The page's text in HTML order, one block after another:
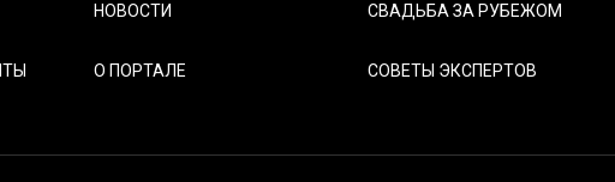
НОВОСТИ
О ПОРТАЛЕ
СВАДЬБА ЗА РУБЕЖОМ
СОВЕТЫ ЭКСПЕРТОВ